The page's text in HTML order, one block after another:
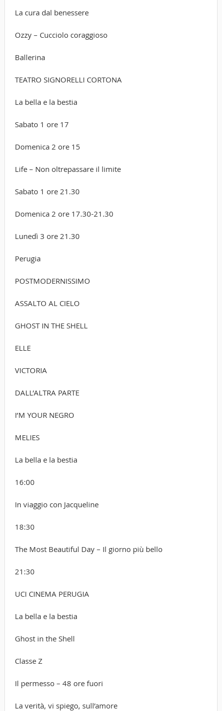
La cura dal benessere
Ozzy – Cucciolo coraggioso
Ballerina
TEATRO SIGNORELLI CORTONA
La bella e la bestia
Sabato 1 ore 17
Domenica 2 ore 15
Life – Non oltrepassare il limite
Sabato 1 ore 21.30
Domenica 2 ore 17.30-21.30
Lunedì 3 ore 21.30
Perugia
POSTMODERNISSIMO
ASSALTO AL CIELO
GHOST IN THE SHELL
ELLE
VICTORIA
DALL’ALTRA PARTE
I’M YOUR NEGRO
MELIES
La bella e la bestia
16:00
In viaggio con Jacqueline
18:30
The Most Beautiful Day – Il giorno più bello
21:30
UCI CINEMA PERUGIA
La bella e la bestia
Ghost in the Shell
Classe Z
Il permesso – 48 ore fuori
La verità, vi spiego, sull’amore